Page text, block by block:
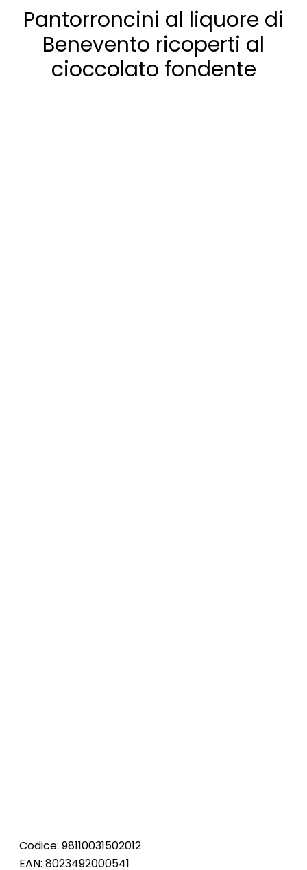
Pantorroncini al liquore di
Benevento ricoperti al
cioccolato fondente
Codice: 98110031502012
EAN: 8023492000541